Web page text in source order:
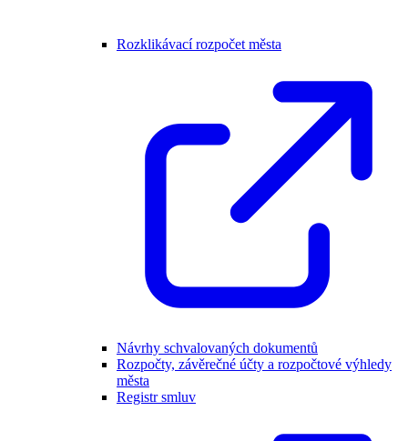
Rozklikávací rozpočet města
Návrhy schvalovaných dokumentů
Rozpočty, závěrečné účty a rozpočtové výhledy
města
Registr smluv